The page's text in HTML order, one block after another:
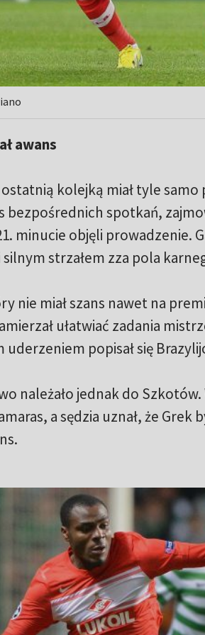
awans
kolejką miał tyle
bezpośrednich spotkań,
minucie objęli prowadzenie.
strzałem zza pola
nie miał szans nawet na
ułatwiać zadania
popisał się
należało jednak do
a sędzia uznał, że